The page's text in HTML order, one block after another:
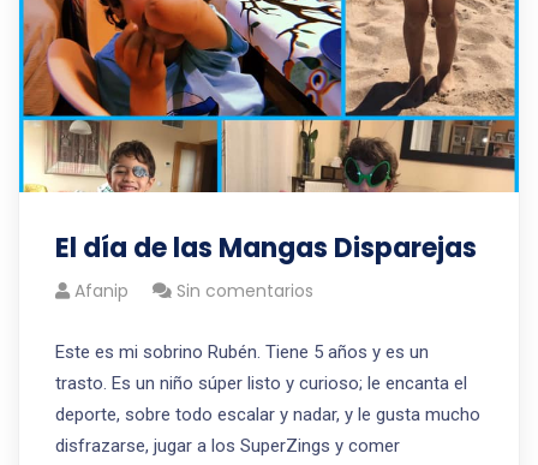
El día de las Mangas Disparejas
Afanip Sin comentarios
Este es mi sobrino Rubén. Tiene 5 años y es un
trasto. Es un niño súper listo y curioso; le encanta el
deporte, sobre todo escalar y nadar, y le gusta mucho
disfrazarse, jugar a los SuperZings y comer